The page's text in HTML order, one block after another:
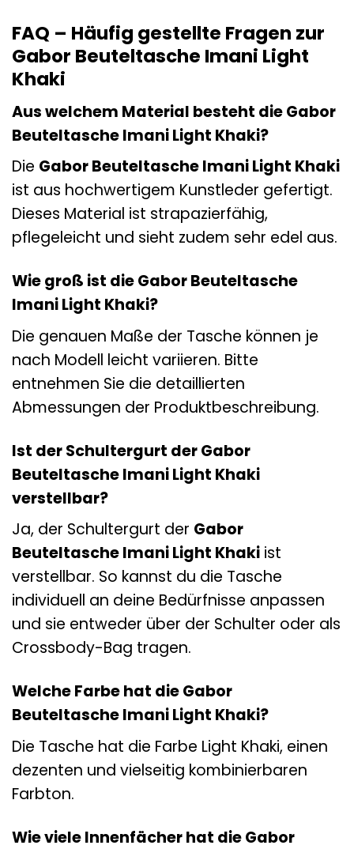
FAQ – Häufig gestellte Fragen zur
Gabor Beuteltasche Imani Light
Khaki
Aus welchem Material besteht die Gabor
Beuteltasche Imani Light Khaki?
Die Gabor Beuteltasche Imani Light Khaki
ist aus hochwertigem Kunstleder gefertigt.
Dieses Material ist strapazierfähig,
pflegeleicht und sieht zudem sehr edel aus.
Wie groß ist die Gabor Beuteltasche
Imani Light Khaki?
Die genauen Maße der Tasche können je
nach Modell leicht variieren. Bitte
entnehmen Sie die detaillierten
Abmessungen der Produktbeschreibung.
Ist der Schultergurt der Gabor
Beuteltasche Imani Light Khaki
verstellbar?
Ja, der Schultergurt der Gabor
Beuteltasche Imani Light Khaki ist
verstellbar. So kannst du die Tasche
individuell an deine Bedürfnisse anpassen
und sie entweder über der Schulter oder als
Crossbody-Bag tragen.
Welche Farbe hat die Gabor
Beuteltasche Imani Light Khaki?
Die Tasche hat die Farbe Light Khaki, einen
dezenten und vielseitig kombinierbaren
Farbton.
Wie viele Innenfächer hat die Gabor